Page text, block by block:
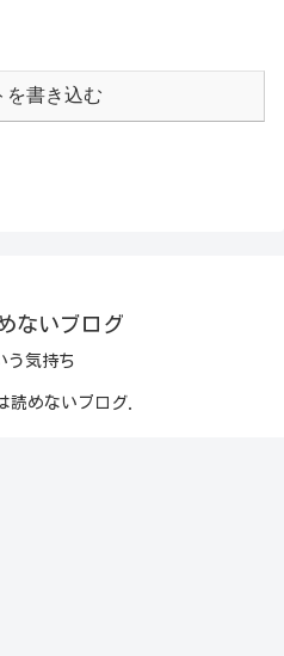
を書き込む
ないブログ
う気持ち
読めないブログ.